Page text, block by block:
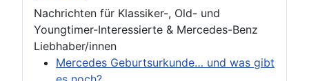
Nachrichten für Klassiker-, Old- und
Youngtimer-Interessierte & Mercedes-Benz
Liebhaber/innen
Mercedes Geburtsurkunde… und was gibt